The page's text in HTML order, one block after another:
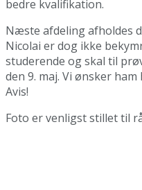
bedre kvalifikation.
Næste afdeling afholdes
Nicolai er dog ikke
studerende og skal til
den 9. maj. Vi ønsker
Avis!
Foto er venligst stillet til